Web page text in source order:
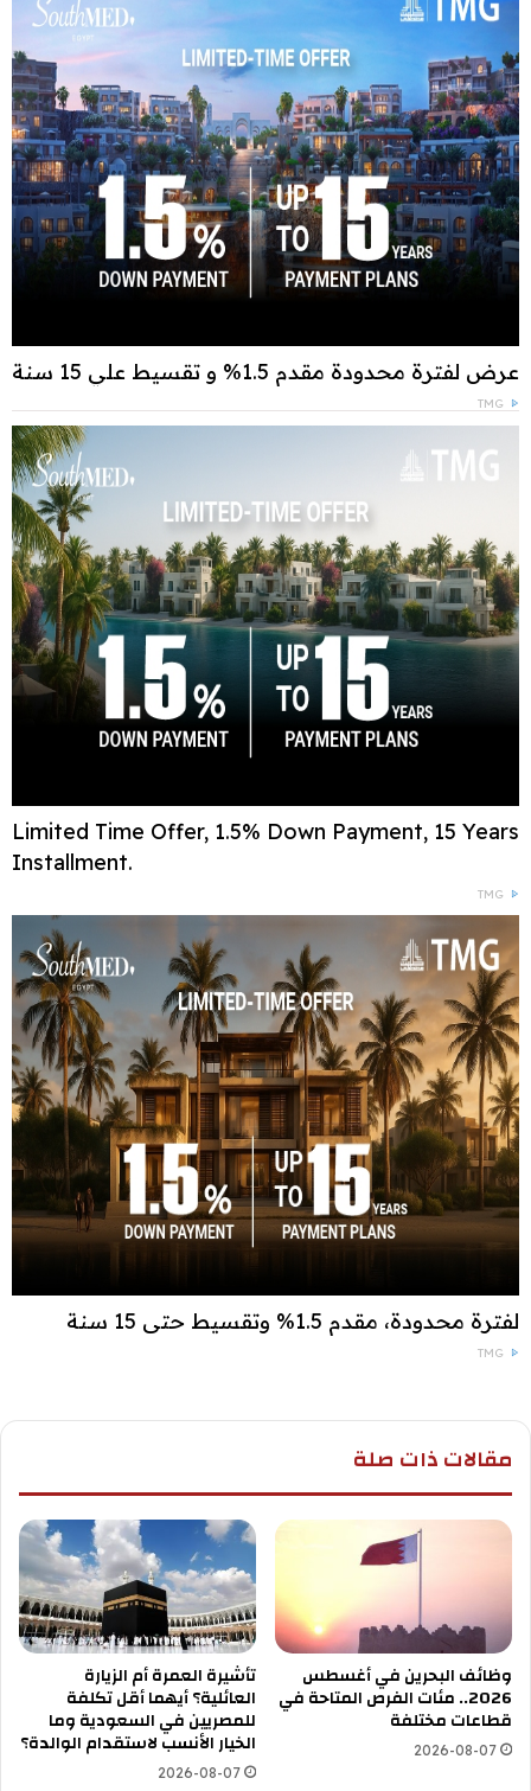
عرض لفترة محدودة مقدم 1.5% و تقسيط علي 15 سنة
TMG
Limited Time Offer, 1.5% Down Payment, 15 Years
Installment.
TMG
لفترة محدودة، مقدم 1.5% وتقسيط حتى 15 سنة
TMG
مقالات ذات صلة
وظائف البحرين في أغسطس
2026.. مئات الفرص المتاحة في
قطاعات مختلفة
2026-08-07
تأشيرة العمرة أم الزيارة
العائلية؟ أيهما أقل تكلفة
للمصريين في السعودية وما
الخيار الأنسب لاستقدام الوالدة؟
2026-08-07